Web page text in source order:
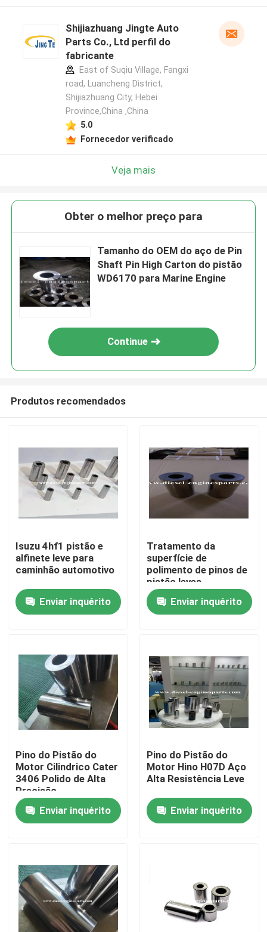
Vídeos
Show de RV
Fábrica
Controle de Qualidade
Pedir um orçamento
Peças de motor diesel
Shijiazhuang Jingte Auto
Parts Co., Ltd perfil do
fabricante
East of Suqiu Village, Fangxi
road, Luancheng District,
Shijiazhuang City, Hebei
Province,China ,China
5.0
Fornecedor verificado
Veja mais
Obter o melhor preço para
Tamanho do OEM do aço de Pin
Shaft Pin High Carton do pistão
WD6170 para Marine Engine
Continue
Produtos recomendados
Isuzu 4hf1 pistão e
alfinete leve para
caminhão automotivo
Enviar inquérito
Tratamento da
superfície de
polimento de pinos de
pistão leves
Enviar inquérito
Pino do Pistão do
Motor Cilindrico Cater
3406 Polido de Alta
Precisão
Enviar inquérito
Pino do Pistão do
Motor Hino H07D Aço
Alta Resistência Leve
Enviar inquérito